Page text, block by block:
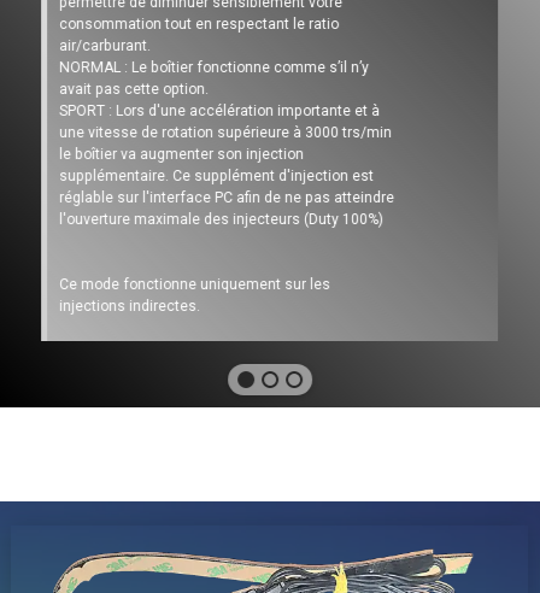
consommation tout en respectant le ratio
air/carburant.
NORMAL : Le boîtier fonctionne comme s’il n’y
avait pas cette option.
SPORT : Lors d'une accélération importante et à
une vitesse de rotation supérieure à 3000 trs/min
le boîtier va augmenter son injection
supplémentaire. Ce supplément d'injection est
réglable sur l'interface PC afin de ne pas atteindre
l'ouverture maximale des injecteurs (Duty 100%)
Ce mode fonctionne uniquement sur les
injections indirectes.